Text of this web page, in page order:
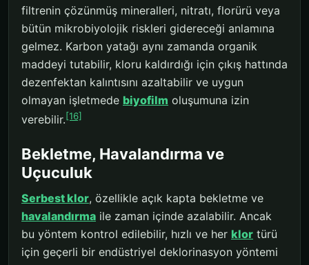
filtrenin çözünmüş mineralleri, nitratı, florürü veya
bütün mikrobiyolojik riskleri gidereceği anlamına
gelmez. Karbon yatağı aynı zamanda organik
maddeyi tutabilir, kloru kaldırdığı için çıkış hattında
dezenfektan kalıntısını azaltabilir ve uygun
olmayan işletmede biyofilm oluşumuna izin
verebilir.[16]
Bekletme, Havalandırma ve
Uçuculuk
Serbest klor, özellikle açık kapta bekletme ve
havalandırma ile zaman içinde azalabilir. Ancak
bu yöntem kontrol edilebilir, hızlı ve her klor türü
için geçerli bir endüstriyel deklorinasyon yöntemi